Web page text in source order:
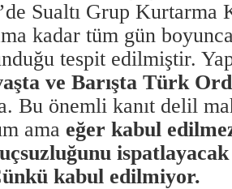
Sualtı Grup Kurtarma
kadar tüm gün
tespit edilmiştir.
ve Barışta Türk
Bu önemli kanıt delil
ama eğer kabul
kabul edilmiyor.